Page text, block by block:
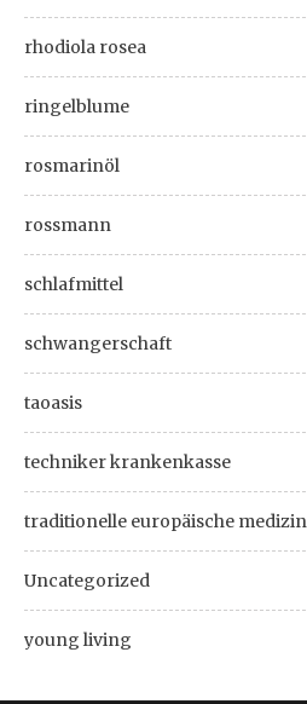
rhodiola rosea
ringelblume
rosmarinöl
rossmann
schlafmittel
schwangerschaft
taoasis
techniker krankenkasse
traditionelle europäische medizin
Uncategorized
young living